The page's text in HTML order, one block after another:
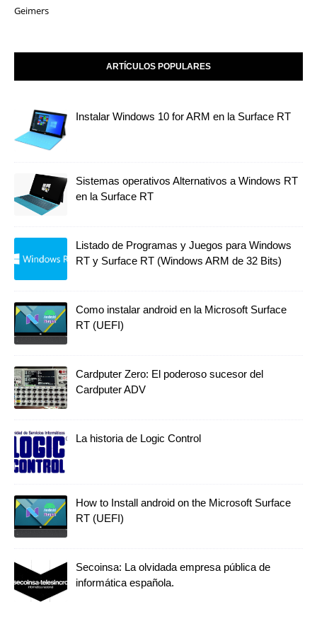
Geimers
ARTÍCULOS POPULARES
Instalar Windows 10 for ARM en la Surface RT
Sistemas operativos Alternativos a Windows RT
en la Surface RT
Listado de Programas y Juegos para Windows
RT y Surface RT (Windows ARM de 32 Bits)
Como instalar android en la Microsoft Surface
RT (UEFI)
Cardputer Zero: El poderoso sucesor del
Cardputer ADV
La historia de Logic Control
How to Install android on the Microsoft Surface
RT (UEFI)
Secoinsa: La olvidada empresa pública de
informática española.